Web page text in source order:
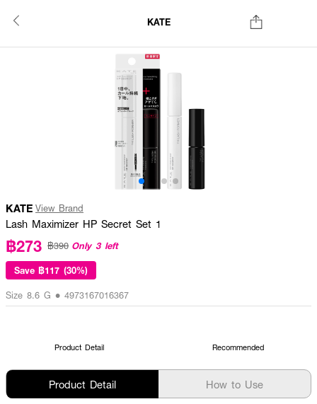
KATE
KATE View Brand
Lash Maximizer HP Secret Set 1
฿273 ฿390 Only 3 left
Save ฿117 (30%)
Size 8.6 G • 4973167016367
Product Detail Recommended
Product Detail How to Use